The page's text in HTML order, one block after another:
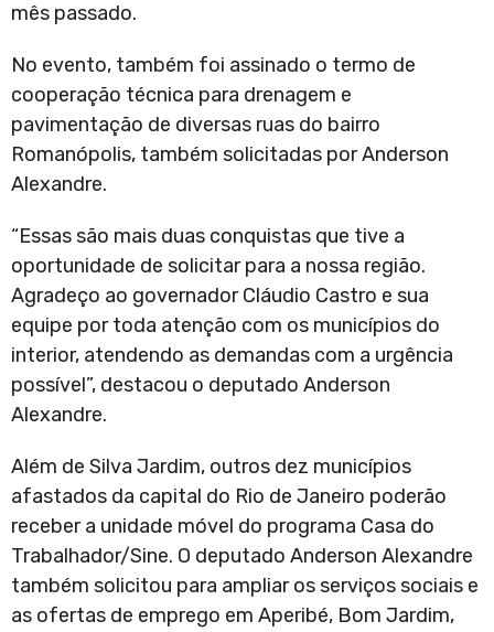
mês passado.
No evento, também foi assinado o termo de
cooperação técnica para drenagem e
pavimentação de diversas ruas do bairro
Romanópolis, também solicitadas por Anderson
Alexandre.
“Essas são mais duas conquistas que tive a
oportunidade de solicitar para a nossa região.
Agradeço ao governador Cláudio Castro e sua
equipe por toda atenção com os municípios do
interior, atendendo as demandas com a urgência
possível”, destacou o deputado Anderson
Alexandre.
Além de Silva Jardim, outros dez municípios
afastados da capital do Rio de Janeiro poderão
receber a unidade móvel do programa Casa do
Trabalhador/Sine. O deputado Anderson Alexandre
também solicitou para ampliar os serviços sociais e
as ofertas de emprego em Aperibé, Bom Jardim,